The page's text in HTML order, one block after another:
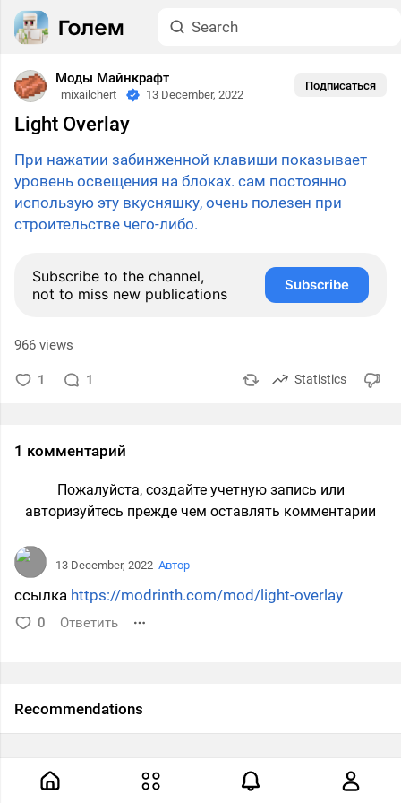
Моды Майнкрафт
_mixailchert_ 13 December, 2022
Подписаться
Light Overlay
При нажатии забинженной клавиши показывает
уровень освещения на блоках. сам постоянно
использую эту вкусняшку, очень полезен при
строительстве чего-либо.
Subscribe to the channel,
not to miss new publications
Subscribe
966 views
1 1 Statistics
1 комментарий
Пожалуйста, создайте учетную запись или
авторизуйтесь прежде чем оставлять комментарии
13 December, 2022 Автор
ссылка https://modrinth.com/mod/light-overlay
0 Ответить
Recommendations